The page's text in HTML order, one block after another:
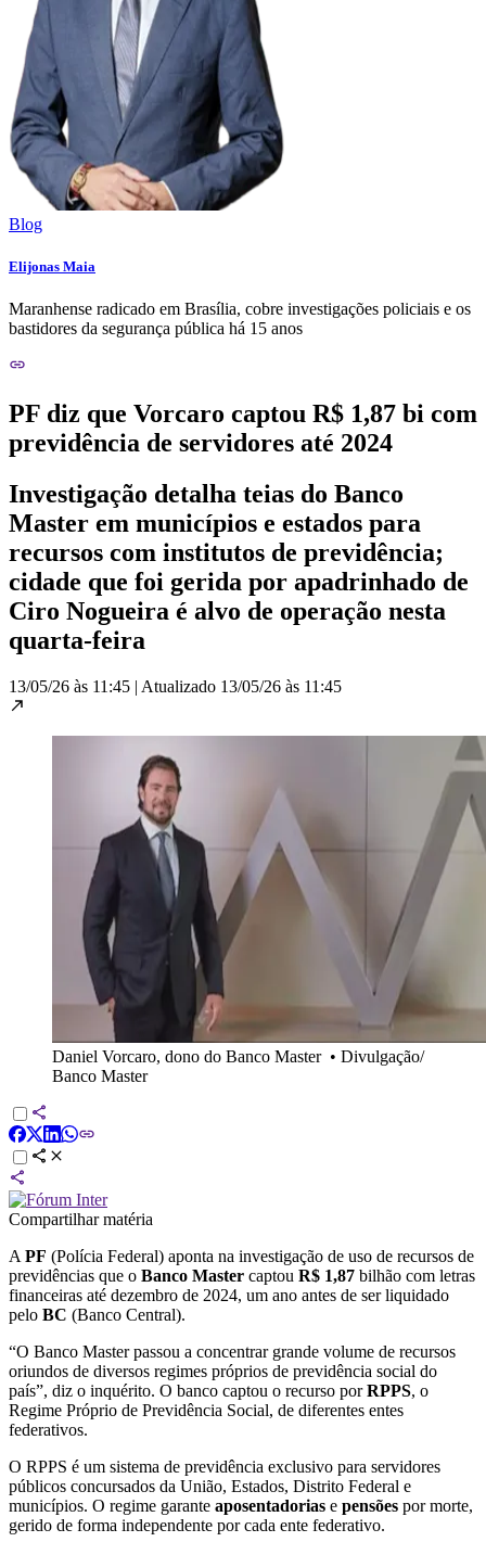
Blog
Elijonas Maia
Maranhense radicado em Brasília, cobre investigações policiais e os
bastidores da segurança pública há 15 anos
PF diz que Vorcaro captou R$ 1,87 bi com
previdência de servidores até 2024
Investigação detalha teias do Banco
Master em municípios e estados para
recursos com institutos de previdência;
cidade que foi gerida por apadrinhado de
Ciro Nogueira é alvo de operação nesta
quarta-feira
13/05/26 às 11:45 | Atualizado 13/05/26 às 11:45
Daniel Vorcaro, dono do Banco Master• Divulgação/
Banco Master
Compartilhar matéria
A PF (Polícia Federal) aponta na investigação de uso de recursos de
previdências que o Banco Master captou R$ 1,87 bilhão com letras
financeiras até dezembro de 2024, um ano antes de ser liquidado
pelo BC (Banco Central).
“O Banco Master passou a concentrar grande volume de recursos
oriundos de diversos regimes próprios de previdência social do
país”, diz o inquérito. O banco captou o recurso porRPPS, o
Regime Próprio de Previdência Social, de diferentes entes
federativos.
O RPPS é um sistema de previdência exclusivo para servidores
públicos concursados da União, Estados, Distrito Federal e
municípios. O regime garante aposentadorias e pensões por morte,
gerido de forma independente por cada ente federativo.